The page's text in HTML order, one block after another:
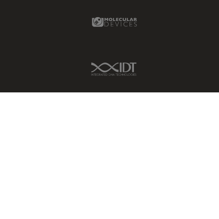
Molecular Devices Link
IDT Link